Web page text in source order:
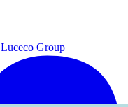
Luceco Group